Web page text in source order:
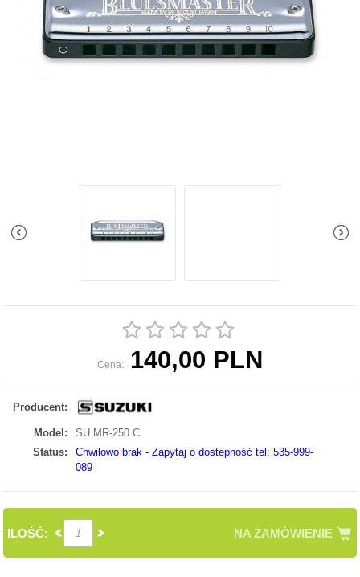
Cena: 140,00 PLN
Producent:
Model:
SU MR-250 C
Status:
Chwilowo brak - Zapytaj o dostepność tel: 535-999-
089
NA ZAMÓWIENIE
ILOŚĆ: